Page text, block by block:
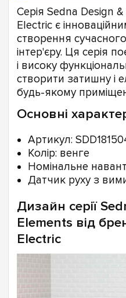
Серія Sedna Design
Electric є
створення
інтер'єру. Ця серія
і високу
створити затишну і
будь-якому
Основні
Артикул:
Колір: венге
Номінальне
Датчик руху з
Дизайн серії
Elements від
Electric